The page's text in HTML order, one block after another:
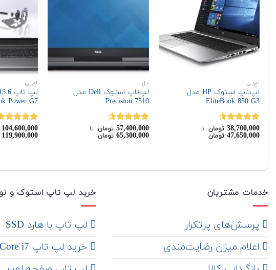
اچ‌پی
لپ‌تاپ استوک HP مدل
EliteBook 850 G3
نمره4.50
از 5
38,700,000 تومان‌ تا ‌
47,650,000 تومان
دل
لپ‌تاپ استوک Dell مدل
Precision 7510
نمره4.50
از 5
57,400,000 تومان ‌ تا ‌
65,300,000 تومان
اچ‌پی
Power G7
نمره5.00
از 5
104,600,000
119,900,000
خدمات مشتریان
‌ پرسش‌های پرتکرار
اعلام میزان رضایت‌مندی
خرید لپ تاپ استوک و نو
لپ تاپ با هارد SSD
خرید لپ تاپ Core i7